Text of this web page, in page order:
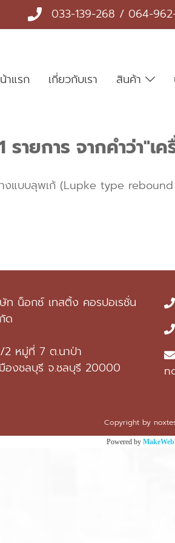
033-139-268 / 064-
าแรก เกี่ยวกับเรา สินค้า
รายการ จากคำว่า"
งแบบลุพเก้ (Lupke type
ท น็อกซ์ เทสติ้ง คอรปอเรชั่น
ด
2 หมู่ที่ 7 ต.นาป่า
มืองชลบุรี จ.ชลบุรี 20000
Copyright by
Powered by